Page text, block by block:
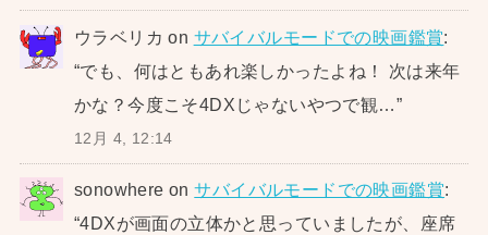
ウラベリカ on サバイバルモードでの映画鑑賞:
“でも、何はともあれ楽しかったよね！ 次は来年
かな？今度こそ4DXじゃないやつで観… ”
12月 4, 12:14
sonowhere onサバイバルモードでの映画鑑賞:
“4DXが画面の立体かと思っていましたが、座席